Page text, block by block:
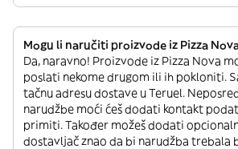
Mogu li naručiti proizvode iz Pizza
Da, naravno! Proizvode iz Pizza Nova
poslati nekome drugom ili ih pokloniti.
tačnu adresu dostave u Teruel.
narudžbe moći ćeš dodati kontakt
primiti. Također možeš dodati
dostavljač znao da bi narudžba trebala